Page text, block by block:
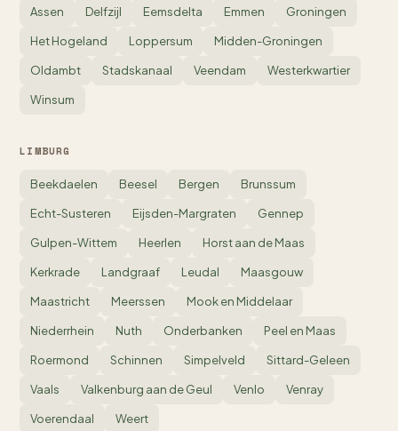
Assen Delfzijl Eemsdelta Emmen Groningen
Het Hogeland Loppersum Midden-Groningen
Oldambt Stadskanaal Veendam Westerkwartier
Winsum
LIMBURG
Beekdaelen Beesel Bergen Brunssum
Echt-Susteren Eijsden-Margraten Gennep
Gulpen-Wittem Heerlen Horst aan de Maas
Kerkrade Landgraaf Leudal Maasgouw
Maastricht Meerssen Mook en Middelaar
Niederrhein Nuth Onderbanken Peel en Maas
Roermond Schinnen Simpelveld Sittard-Geleen
Vaals Valkenburg aan de Geul Venlo Venray
Voerendaal Weert